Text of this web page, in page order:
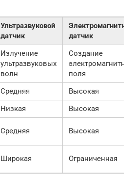
Ультразвуковой
датчик
датчик
Излучение
ультразвуковых
волн
Создание
поля
Средняя
Высокая
Низкая
Высокая
Средняя Высокая
Широкая Ограниченная